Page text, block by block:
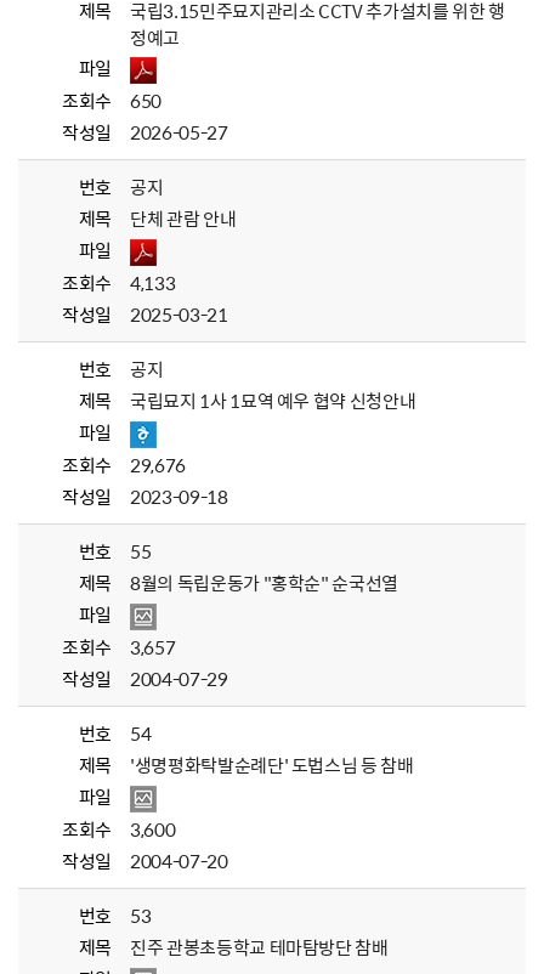
제목
국립3.15민주묘지관리소 CCTV 추가설치를 위한 행
정예고
파일
조회수
650
작성일
2026-05-27
번호
공지
제목
단체 관람 안내
파일
조회수
4,133
작성일
2025-03-21
번호
공지
제목
국립묘지 1사 1묘역 예우 협약 신청안내
파일
조회수
29,676
작성일
2023-09-18
번호
55
제목
8월의 독립운동가 "홍학순" 순국선열
파일
조회수
3,657
작성일
2004-07-29
번호
54
제목
'생명평화탁발순례단' 도법스님 등 참배
파일
조회수
3,600
작성일
2004-07-20
번호
53
제목
진주 관봉초등학교 테마탐방단 참배